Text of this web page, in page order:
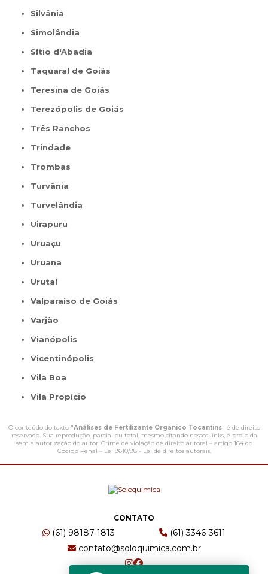
Silvânia
Simolândia
Sítio d'Abadia
Taquaral de Goiás
Teresina de Goiás
Terezópolis de Goiás
Três Ranchos
Trindade
Trombas
Turvânia
Turvelândia
Uirapuru
Uruaçu
Uruana
Urutaí
Valparaíso de Goiás
Varjão
Vianópolis
Vicentinópolis
Vila Boa
Vila Propício
O conteúdo do texto "Análises de Fertilizante Orgânico Tocantins" é de direito
reservado. Sua reprodução, parcial ou total, mesmo citando nossos links, é proibida
sem a autorização do autor. Crime de violação de direito autoral – artigo 184 do
Código Penal – Lei 9610/98 - Lei de direitos autorais.
CONTATO
(61) 98187-1813
(61) 3346-3611
contato@soloquimica.com.br